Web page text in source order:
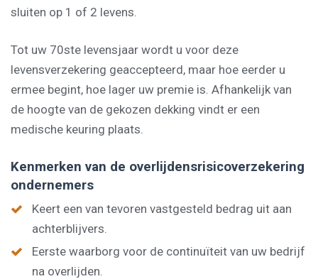
sluiten op 1 of 2 levens.
Tot uw 70ste levensjaar wordt u voor deze
levensverzekering geaccepteerd, maar hoe eerder u
ermee begint, hoe lager uw premie is. Afhankelijk van
de hoogte van de gekozen dekking vindt er een
medische keuring plaats.
Kenmerken van de overlijdensrisicoverzekering
ondernemers
Keert een van tevoren vastgesteld bedrag uit aan
achterblijvers.
Eerste waarborg voor de continuïteit van uw bedrijf
na overlijden.